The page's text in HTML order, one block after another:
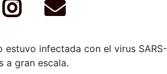
estuvo infectada con el virus
a gran escala.